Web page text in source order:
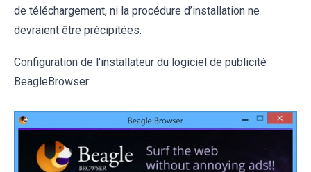
de téléchargement, ni la procédure d’installation ne
devraient être précipitées.
Configuration de l'installateur du logiciel de publicité
BeagleBrowser: